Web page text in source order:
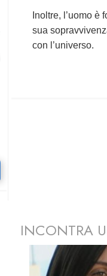
Inoltre, l’uomo
sua
con l’universo.
INCONTRA